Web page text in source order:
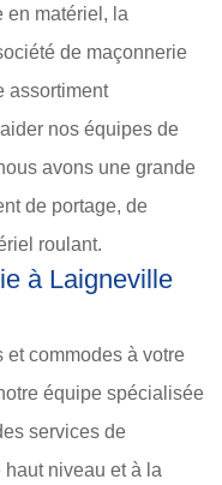
en matériel, la
de maçonnerie
assortiment
nos équipes de
avons une grande
de portage, de
roulant.
à Laigneville
commodes à votre
équipe spécialisée
services de
niveau et à la